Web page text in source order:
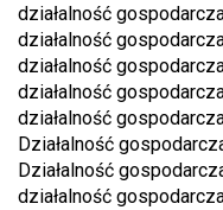
działalność
działalność
działalność
działalność
działalność
Działalność
Działalność
działalność